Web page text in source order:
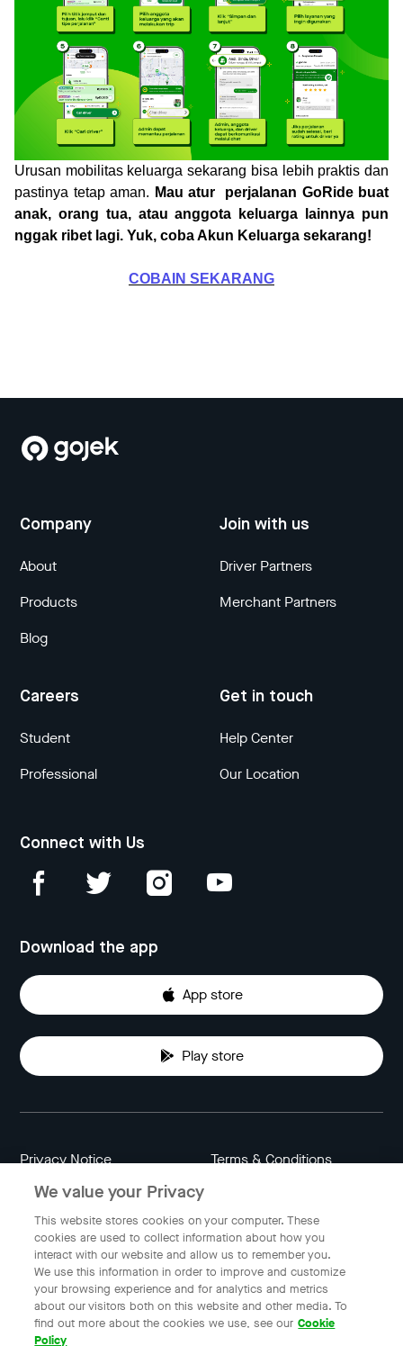
Urusan mobilitas keluarga sekarang bisa lebih praktis dan
pastinya tetap aman. Mau atur perjalanan GoRide buat
anak, orang tua, atau anggota keluarga lainnya pun
nggak ribet lagi. Yuk, coba Akun Keluarga sekarang!
COBAIN SEKARANG
Company
About
Products
Blog
Join with us
Driver Partners
Merchant Partners
Careers
Student
Professional
Get in touch
Help Center
Our Location
Connect with Us
Download the app
App store
Play store
Privacy Notice Terms & Conditions
Data Attribution
Indonesia
© 2023 Gojek | Gojek is a trademark of PT GoTo Gojek
We value your Privacy
This website stores cookies on your computer. These
cookies are used to collect information about how you
interact with our website and allow us to remember you.
We use this information in order to improve and customize
your browsing experience and for analytics and metrics
about our visitors both on this website and other media. To
find out more about the cookies we use, see our Cookie
Policy